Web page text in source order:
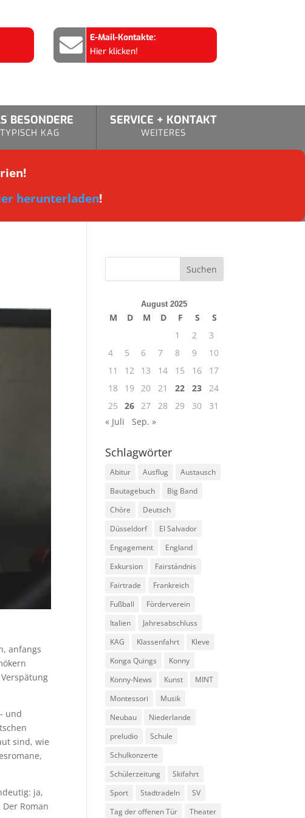

E-Mail-Kontakte:
Hier klicken!
BESONDERE
TYPISCH KAG
SERVICE + KONTAKT
WEITERES
herunterladen!
anfangs
und
sind, wie
ja,
Roman
August 2025
M D M D F S
S
1
2
3
4
5 6 7 8 9
10
11
12 13 14 15 16
17
18
19 20 21 22 23
24
25
26 27 28 29 30
31
« Juli
Sep. »
Schlagwörter
Abitur Ausflug
Austausch
Bautagebuch
Big Band
Chöre
Deutsch
Düsseldorf
El Salvador
Engagement
England
Exkursion
Fairständnis
Fairtrade
Frankreich
Fußball
Förderverein
Italien
Jahresabschluss
KAG
Klassenfahrt
Kleve
Konga Quings
Konny
Konny-News
Kunst
MINT
Montessori
Musik
Neubau
Niederlande
preludio
Schule
Schulkonzerte
Schülerzeitung
Skifahrt
Sport
Stadtradeln
SV
Tag der offenen Tür
Theater